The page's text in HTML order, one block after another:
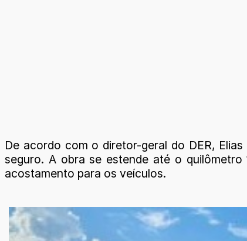
De acordo com o diretor-geral do DER,
seguro. A obra se estende até o
acostamento para os veículos.